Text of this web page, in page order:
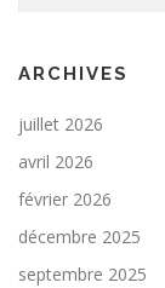
ARCHIVES
juillet 2026
avril 2026
février 2026
décembre 2025
septembre 2025